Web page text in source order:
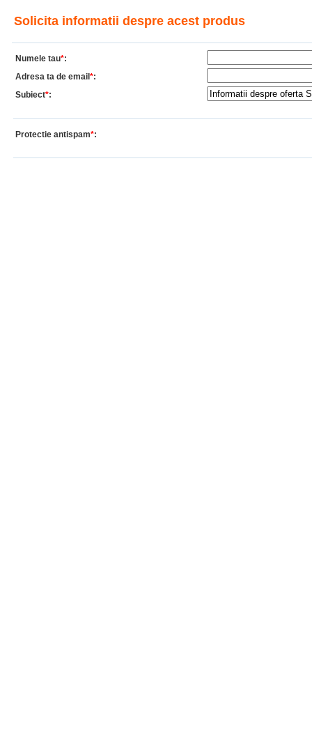
Solicita informatii despre acest produs
Numele tau*:
Adresa ta de email *:
Subiect*:
Protectie antispam*: